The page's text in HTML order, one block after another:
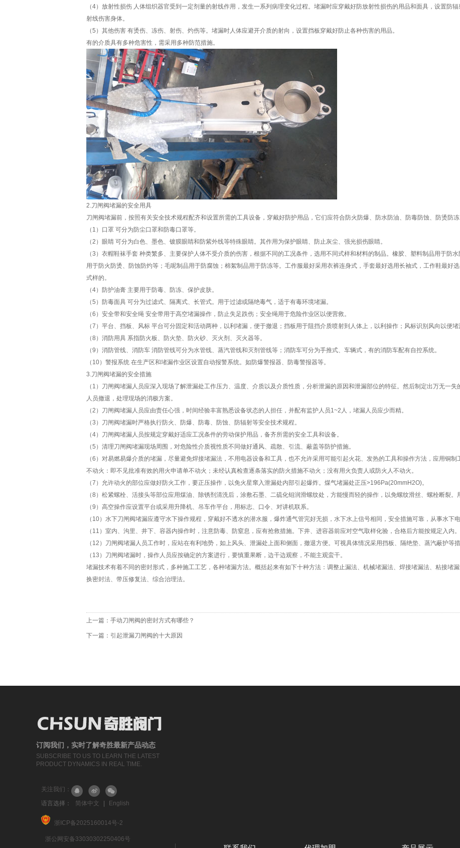
（4）放射性损伤 人体组织器官受到一定剂量的射线作用，发生一系列病理变化过程。堵漏时应穿戴好防放射性损伤的用品和面具，设置防
射线伤害身体。
（5）其他伤害 有烫伤、冻伤、射伤、灼伤等。堵漏时人体应避开介质的射向，设置挡板穿戴好防止各种伤害的用品。
有的介质具有多种危害性，需采用多种防范措施。
2.刀闸阀堵漏的安全用具
刀闸阀堵漏前，按照有关安全技术规程配齐和设置所需的工具设备，穿戴好防护用品，它们应符合防火防爆、防水防油、防毒防蚀、防烫防
（1）口罩 可分为防尘口罩和防毒口罩等。
（2）眼睛 可分为白色、墨色、镀膜眼睛和防紫外线等特殊眼睛。其作用为保护眼睛、防止灰尘、强光损伤眼睛。
（3）衣帽鞋袜手套 种类繁多、主要保护人体不受介质的伤害，根据不同的工况条件，选用不同式样和材料的制品。橡胶、塑料制品用于防
用于防火防烫、防蚀防灼等；毛呢制品用于防腐蚀；棉絮制品用于防冻等。工作服最好采用衣裤连身式，手套最好选用长袖式，工作鞋最好
式样的。
（4）防护油膏 主要用于防毒、防冻、保护皮肤。
（5）防毒面具 可分为过滤式、隔离式、长管式。用于过滤或隔绝毒气，适于有毒环境堵漏。
（6）安全带和安全绳 安全带用于高空堵漏操作，防止失足跌伤；安全绳用于危险作业区以便营救。
（7）平台、挡板、风标 平台可分固定和活动两种，以利堵漏，便于撤退；挡板用于阻挡介质喷射到人体上，以利操作；风标识别风向以便堵
（8）消防用具 系指防火板、防火垫、防火砂、灭火剂、灭火器等。
（9）消防管线、消防车 消防管线可分为水管线、蒸汽管线和灭剂管线等；消防车可分为手推式、车辆式，有的消防车配有自控系统。
（10）警报系统 在生产区和堵漏作业区设置自动报警系统。如防爆警报器、防毒警报器等。
3.刀闸阀堵漏的安全措施
（1）刀闸阀堵漏人员应深入现场了解泄漏处工作压力、温度、介质以及介质性质，分析泄漏的原因和泄漏部位的特征。然后制定出万无一
人员撤退，处理现场的消极方案。
（2）刀闸阀堵漏人员应由责任心强，时间经验丰富熟悉设备状态的人担任，并配有监护人员1~2人，堵漏人员应少而精。
（3）刀闸阀堵漏时严格执行防火、防爆、防毒、防蚀、防辐射等安全技术规程。
（4）刀闸阀堵漏人员按规定穿戴好适应工况条件的劳动保护用品，备齐所需的安全工具和设备。
（5）清理刀闸阀堵漏现场周围，对危险性介质视性质不同做好通风、疏散、引流、蔽盖等防护措施。
（6）对易燃易爆介质的堵漏，尽量避免焊接堵漏法，不用电器设备和工具，也不允许采用可能引起火花、发热的工具和操作方法，应用铜
不动火：即不见批准有效的用火申请单不动火；未经认真检查逐条落实的防火措施不动火；没有用火负责人或防火人不动火。
（7）允许动火的部位应做好防火工作，要正压操作，以免火星窜入泄漏处内部引起爆炸。煤气堵漏处正压>196Pa(20mmH2O)。
（8）松紧螺栓、活接头等部位应用煤油、除锈剂清洗后，涂敷石墨、二硫化钼润滑螺纹处，方能慢而轻的操作，以免螺纹滑丝、螺栓断裂。
（9）高空操作应设置平台或采用升降机、吊车作平台，用标志、口令、对讲机联系。
（10）水下刀闸阀堵漏应遵守水下操作规程，穿戴好不透水的潜水服，爆炸通气管完好无损，水下水上信号相同，安全措施可靠，从事水下电
（11）室内、沟里、井下、容器内操作时，注意防毒、防窒息，应有抢救措施。下井、进容器前应对空气取样化验，合格后方能按规定入内。
（12）刀闸阀堵漏人员工作时，应站在有利地势，如上风头、泄漏处上面和侧面，撤退方便。可视具体情况采用挡板、隔绝垫、蒸汽蔽护等措
（13）刀闸阀堵漏时，操作人员应按确定的方案进行，要慎重果断，边干边观察，不能主观蛮干。
堵漏技术有着不同的密封形式，多种施工工艺，各种堵漏方法。概括起来有如下十种方法：调整止漏法、机械堵漏法、焊接堵漏法、粘接堵
换密封法、带压修复法、综合治理法。
上一篇： 手动刀闸阀的密封方式有哪些？
下一篇： 引起泄漏刀闸阀的十大原因
订阅我们，实时了解奇胜最新产品动态
SUBSCRIBE TO US TO LEARN THE LATEST
PRODUCT DYNAMICS IN REAL TIME.
关注我们：
语言选择：
简体中文 English
浙ICP备2025160014号-2
浙公网安备33030302250406号